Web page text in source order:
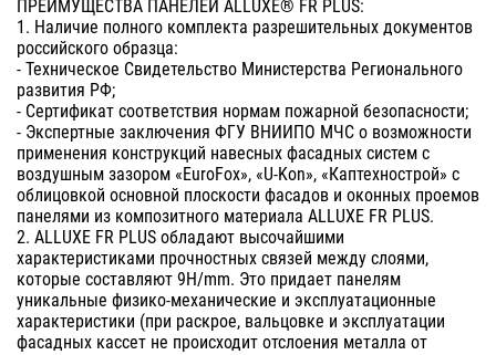
ПРЕИМУЩЕСТВА ПАНЕЛЕЙ ALLUXE® FR PLUS:
1. Наличие полного комплекта разрешительных документов
российского образца:
- Техническое Свидетельство Министерства Регионального
развития РФ;
- Сертификат соответствия нормам пожарной безопасности;
- Экспертные заключения ФГУ ВНИИПО МЧС о возможности
применения конструкций навесных фасадных систем с
воздушным зазором «EuroFox», «U-Kon», «Каптехнострой» с
облицовкой основной плоскости фасадов и оконных проемов
панелями из композитного материала ALLUXE FR PLUS.
2. ALLUXE FR PLUS обладают высочайшими
характеристиками прочностных связей между слоями,
которые составляют 9Н/mm. Это придает панелям
уникальные физико-механические и эксплуатационные
характеристики (при раскрое, вальцовке и эксплуатации
фасадных кассет не происходит отслоения металла от